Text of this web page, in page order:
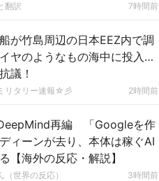
翻訳 7時間前
が竹島周辺の日本EEZ内で調
ヤのようなもの海中に投入…
議！
リタリー速報☆彡 2時間前
再編 「Googleを作
ィーンが去り、本体は稼ぐAI
【海外の反応・解説】
（世界の反応） 3時間前